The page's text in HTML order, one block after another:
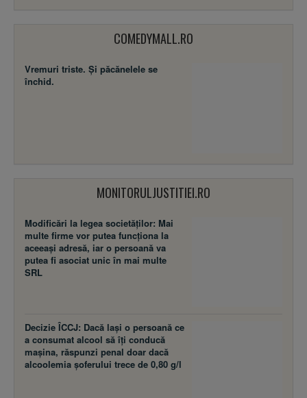
COMEDYMALL.RO
Vremuri triste. Şi păcănelele se
închid.
MONITORULJUSTITIEI.RO
Modificări la legea societăţilor: Mai
multe firme vor putea funcţiona la
aceeaşi adresă, iar o persoană va
putea fi asociat unic în mai multe
SRL
Decizie ÎCCJ: Dacă laşi o persoană ce
a consumat alcool să îţi conducă
maşina, răspunzi penal doar dacă
alcoolemia şoferului trece de 0,80 g/l